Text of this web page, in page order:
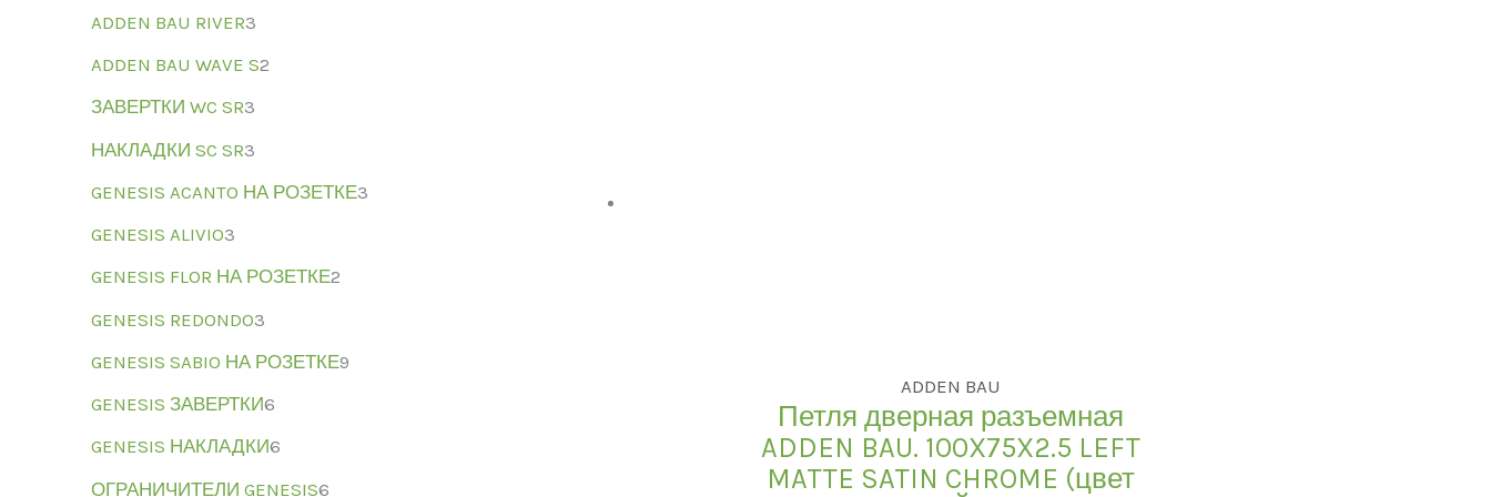
ADDEN BAU RIVER3
ADDEN BAU WAVE S2
ЗАВЕРТКИ WC SR3
НАКЛАДКИ SC SR3
GENESIS ACANTO НА РОЗЕТКЕ3
GENESIS ALIVIO3
GENESIS FLOR НА РОЗЕТКЕ2
GENESIS REDONDO3
GENESIS SABIO НА РОЗЕТКЕ9
GENESIS ЗАВЕРТКИ6
GENESIS НАКЛАДКИ6
ОГРАНИЧИТЕЛИ GENESIS6
ADDEN BAU
Петля дверная разъемная
ADDEN BAU. 100X75X2.5 LEFT
MATTE SATIN CHROME (цвет